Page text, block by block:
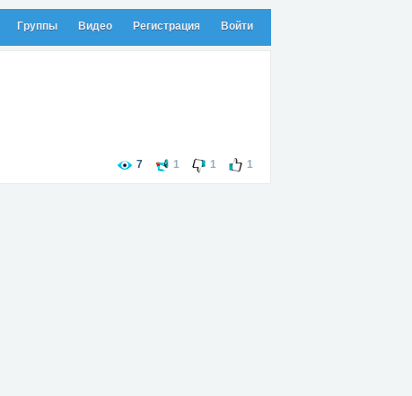
Группы Видео Регистрация Войти
7 1 1 1